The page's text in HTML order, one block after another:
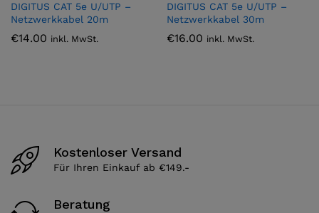
DIGITUS CAT 5e U/UTP –
Netzwerkkabel 20m
€14.00 inkl. MwSt.
DIGITUS CAT 5e U/UTP –
Netzwerkkabel 30m
€16.00 inkl. MwSt.
Kostenloser Versand
Für Ihren Einkauf ab €149.-
Beratung